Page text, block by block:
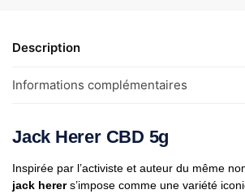
Description
Informations complémentaires
Jack Herer CBD 5g
Inspirée par l’activiste et auteur du même
jack herers’impose comme une variété